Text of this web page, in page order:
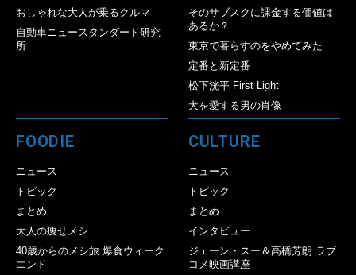
おしゃれな大人が乗るクルマ
自動車ニュースタンダード研究
所
そのサブスクに課金する価値は
あるか？
東京で暮らすのをやめてみた
定番と新定番
松下洸平 First Light
犬を愛する男の肖像
FOODIE
ニュース
トピック
まとめ
大人の痩せメシ
40歳からのメシ旅 爆食ウィーク
エンド
CULTURE
ニュース
トピック
まとめ
インタビュー
ジェーン・スー＆高橋芳朗 ラブ
コメ映画講座